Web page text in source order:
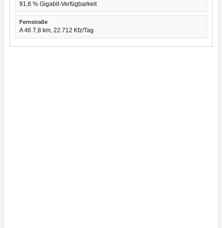
91,6 % Gigabit-Verfügbarkeit
Fernstraße
A 46 7,8 km, 22.712 Kfz/Tag